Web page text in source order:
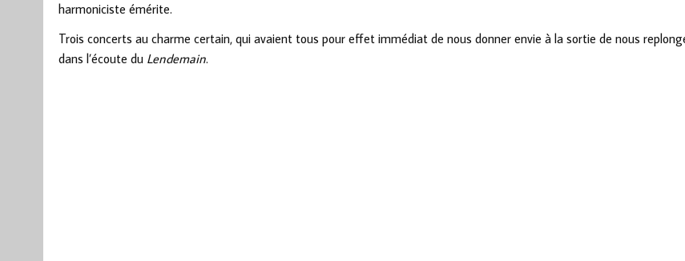
harmoniciste émérite.
Trois concerts au charme certain, qui avaient tous pour effet immédiat de nous donner envie à la sortie de nous
dans l’écoute du Lendemain.